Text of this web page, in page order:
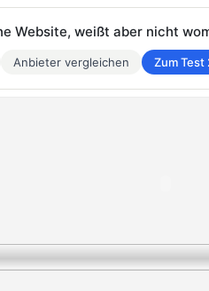
Website, weißt aber nicht
Anbieter vergleichen Zum Test